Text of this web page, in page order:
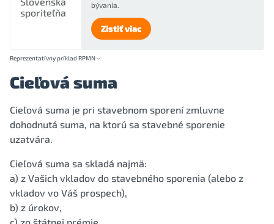
bývania.
Zistiť viac
Reprezentatívny príklad RPMN
Cieľová suma
Cieľová suma je pri stavebnom sporení zmluvne
dohodnutá suma, na ktorú sa stavebné sporenie
uzatvára.
Cieľová suma sa skladá najmä:
a) z Vašich vkladov do stavebného sporenia (alebo z
vkladov vo Váš prospech),
b) z úrokov,